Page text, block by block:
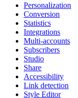
Personalization
Conversion
Statistics
Integrations
Multi-accounts
Subscribers
Studio
Share
Accessibility
Link detection
Style Editor